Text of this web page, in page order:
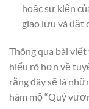
hoặc sự kiện
giao lưu và đặt
Thông qua bài viết
hiểu rõ hơn về
rằng đây sẽ là
hâm mộ “Quỷ